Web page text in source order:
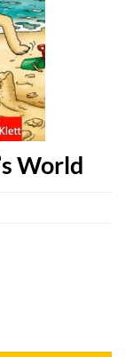
World